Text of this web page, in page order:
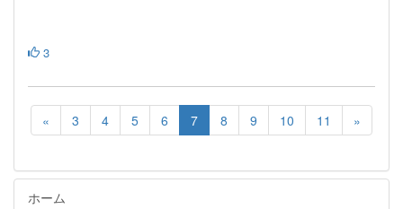
3
« 3 4 5 6 7 8 9 10 11 »
ホーム